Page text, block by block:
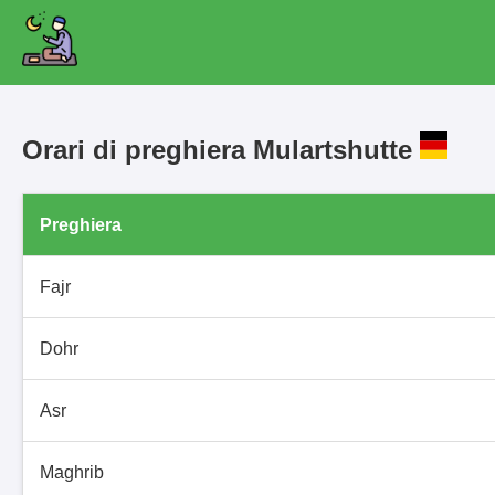
Orari di preghiera Mulartshutte
Preghiera
Fajr
Dohr
Asr
Maghrib